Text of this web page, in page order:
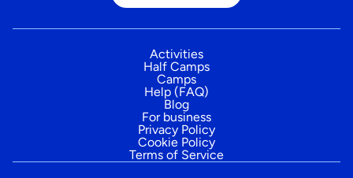
Activities
Half Camps
Camps
Help (FAQ)
Blog
For business
Privacy Policy
Cookie Policy
Terms of Service